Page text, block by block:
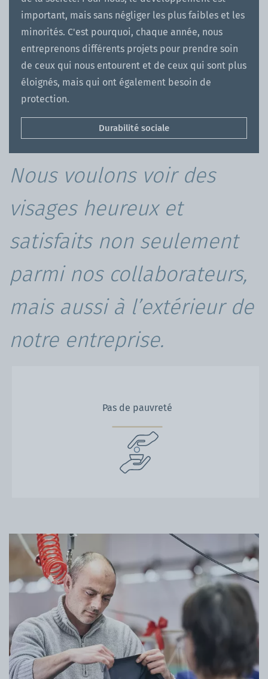
important, mais sans négliger les plus faibles et les
minorités. C'est pourquoi, chaque année, nous
entreprenons différents projets pour prendre soin
de ceux qui nous entourent et de ceux qui sont plus
éloignés, mais qui ont également besoin de
protection.
Durabilité sociale
Nous voulons voir des
visages heureux et
satisfaits non seulement
parmi nos collaborateurs,
mais aussi à l’extérieur de
notre entreprise.
Pas de pauvreté